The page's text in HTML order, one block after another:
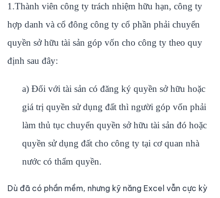
1.Thành viên công ty trách nhiệm hữu hạn, công ty
hợp danh và cổ đông công ty cổ phần phải chuyển
quyền sở hữu tài sản góp vốn cho công ty theo quy
định sau đây:
a) Đối với tài sản có đăng ký quyền sở hữu hoặc
giá trị quyền sử dụng đất thì người góp vốn phải
làm thủ tục chuyển quyền sở hữu tài sản đó hoặc
quyền sử dụng đất cho công ty tại cơ quan nhà
nước có thẩm quyền.
Dù đã có phần mềm, nhưng kỹ năng Excel vẫn cực kỳ